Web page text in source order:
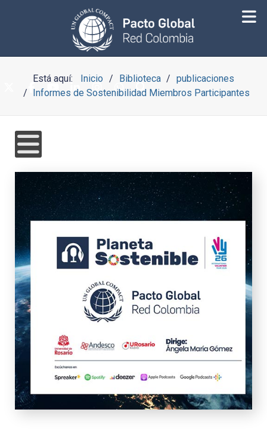
Está aquí: Inicio Biblioteca
publicaciones
Informes de Sostenibilidad Miembros Participantes